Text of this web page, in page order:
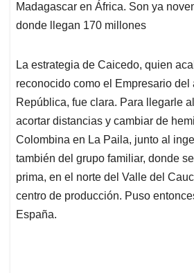
Madagascar en África. Son ya
donde llegan 170 millones
La estrategia de Caicedo, quien
reconocido como el Empresario del
República, fue clara. Para llegarle
acortar distancias y cambiar de
Colombina en La Paila, junto al
también del grupo familiar, donde
prima, en el norte del Valle del
centro de producción. Puso
España.